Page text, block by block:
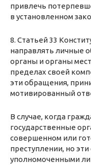
привлечь
в установленном
8. Статьей 33
направлять личные
органы и органы
пределах своей
эти обращения,
мотивированный
В случае, когда
государственные
совершенном или
преступлении, но
уполномоченными